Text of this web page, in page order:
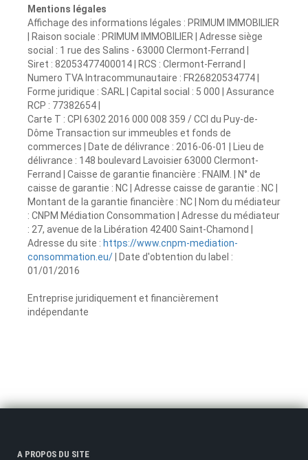
Mentions légales
Affichage des informations légales : PRIMUM IMMOBILIER
| Raison sociale : PRIMUM IMMOBILIER | Adresse siège
social : 1 rue des Salins - 63000 Clermont-Ferrand |
Siret : 82053477400014 | RCS : Clermont-Ferrand |
Numero TVA Intracommunautaire : FR26820534774 |
Forme juridique : SARL | Capital social : 5 000 | Assurance
RCP : 77382654 |
Carte T : CPI 6302 2016 000 008 359 / CCI du Puy-de-
Dôme Transaction sur immeubles et fonds de
commerces | Date de délivrance : 2016-06-01 | Lieu de
délivrance : 148 boulevard Lavoisier 63000 Clermont-
Ferrand | Caisse de garantie financière : FNAIM. | N° de
caisse de garantie : NC | Adresse caisse de garantie : NC |
Montant de la garantie financière : NC | Nom du médiateur
: CNPM Médiation Consommation | Adresse du médiateur
: 27, avenue de la Libération 42400 Saint-Chamond |
Adresse du site : https://www.cnpm-mediation-
consommation.eu/ | Date d'obtention du label :
01/01/2016
Entreprise juridiquement et financièrement
indépendante
A PROPOS DU SITE